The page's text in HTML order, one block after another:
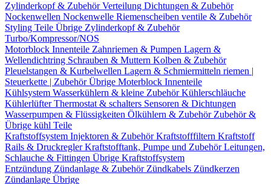
Zylinderkopf & ZubehörVerteilung Dichtungen & Zubehör
Nockenwellen Nockenwelle Riemenscheiben ventile & Zubehör
Styling Teile Übrige Zylinderkopf & Zubehör
Turbo/Kompressor/NOS
Motorblock Innenteile Zahnriemen & Pumpen Lagern &
Wellendichtring Schrauben & Muttern Kolben & Zubehör
Pleuelstangen & Kurbelwellen Lagern & Schmiermitteln riemen |
Steuerkette | ZubehörÜbrige Moterblock Innenteile
Kühlsystem Wasserkühlern & kleine ZubehörKühlerschläuche
KühlerlüfterThermostat & schalters Sensoren & Dichtungen
Wasserpumpen & Flüssigkeiten Ölkühlern & Zubehör Zubehör &
Übrige kühl Teile
Kraftstoffsystem Injektoren & ZubehörKraftstofffiltern Kraftstoff
Rails & DruckreglerKraftstofftank, Pumpe und ZubehörLeitungen,
Schlauche & Fittingen Übrige Kraftstoffsystem
Entzündung Zündanlage & Zubehör Zündkabels Zündkerzen
Zündanlage Übrige